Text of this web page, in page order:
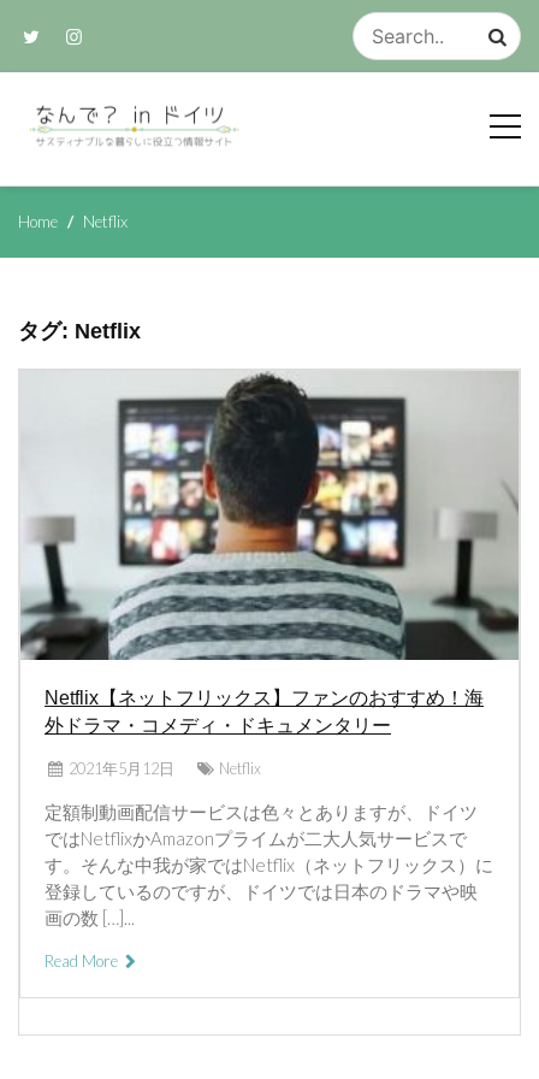
なんで？ in ド
イツ
サスティナブルな生活のアイデア集
Home Netflix
タグ: Netflix
Netflix【ネットフリックス】ファンのおすすめ！海
外ドラマ・コメディ・ドキュメンタリー
2021年5月12日 Netflix
定額制動画配信サービスは色々とありますが、ドイツ
ではNetflixかAmazonプライムが二大人気サービスで
す。そんな中我が家ではNetflix（ネットフリックス）に
登録しているのですが、ドイツでは日本のドラマや映
画の数 […]...
Read More